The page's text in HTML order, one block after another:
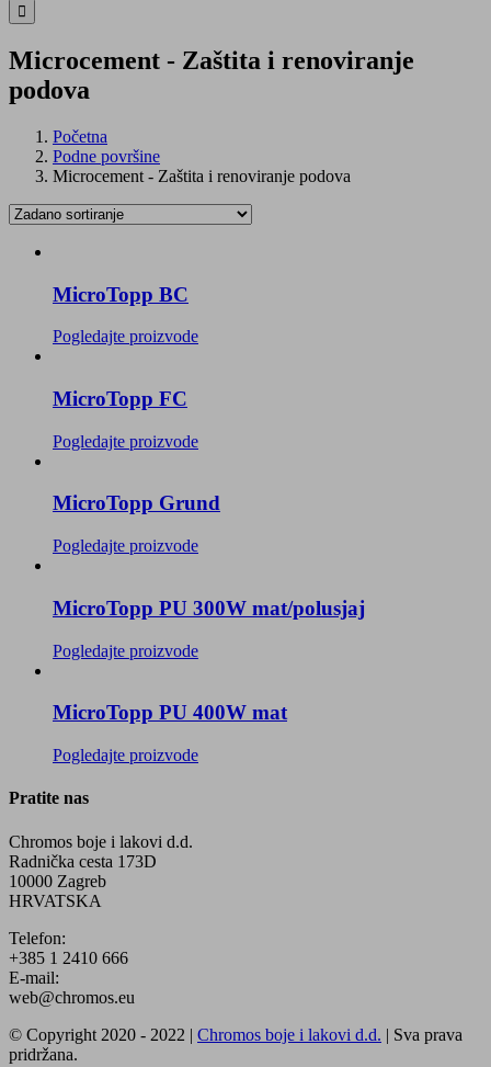
Microcement - Zaštita i renoviranje
podova
Početna
Podne površine
Microcement - Zaštita i renoviranje podova
MicroTopp BC
Pogledajte proizvode
MicroTopp FC
Pogledajte proizvode
MicroTopp Grund
Pogledajte proizvode
MicroTopp PU 300W mat/polusjaj
Pogledajte proizvode
MicroTopp PU 400W mat
Pogledajte proizvode
Pratite nas
Chromos boje i lakovi d.d.
Radnička cesta 173D
10000 Zagreb
HRVATSKA
Telefon:
+385 1 2410 666
E-mail:
web@chromos.eu
© Copyright 2020 - 2022 | Chromos boje i lakovi d.d. | Sva prava
pridržana.